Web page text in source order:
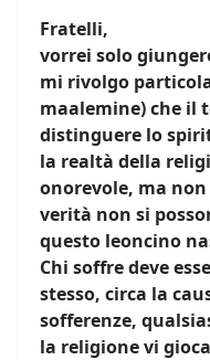
Fratelli,
vorrei solo
mi rivolgo
maalemine) che il
distinguere lo
la realtà della
onorevole, ma non
verità non si
questo leoncino
Chi soffre deve
stesso, circa la
sofferenze,
la religione vi